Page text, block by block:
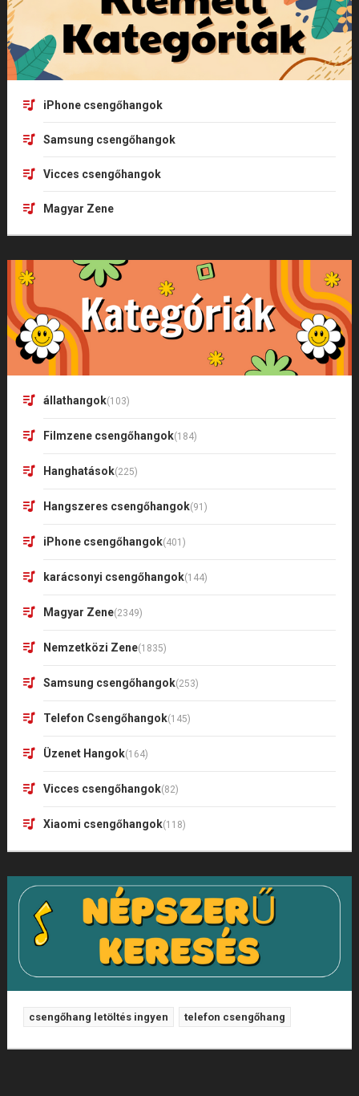
iPhone csengőhangok
Samsung csengőhangok
Vicces csengőhangok
Magyar Zene
állathangok(103)
Filmzene csengőhangok(184)
Hanghatások(225)
Hangszeres csengőhangok(91)
iPhone csengőhangok(401)
karácsonyi csengőhangok(144)
Magyar Zene(2349)
Nemzetközi Zene(1835)
Samsung csengőhangok(253)
Telefon Csengőhangok(145)
Üzenet Hangok(164)
Vicces csengőhangok(82)
Xiaomi csengőhangok(118)
csengőhang letöltés ingyen telefon csengőhang